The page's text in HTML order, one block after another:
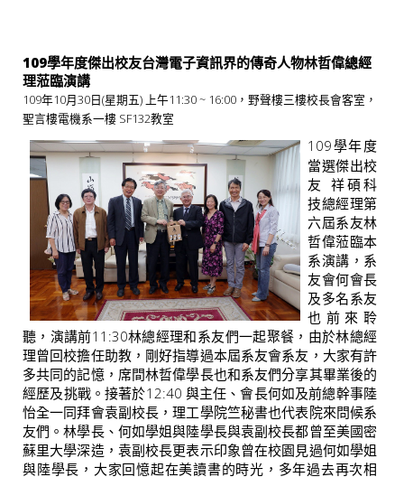
109學年度傑出校友台灣電子資訊界的傳奇人物林哲偉總經
理蒞臨演講
109年10月30日(星期五) 上午11:30 ~ 16:00，野聲樓三樓校長會客室，
聖言樓電機系一樓 SF132教室
109學年度
當選傑出校
友 祥碩科
技總經理第
六屆系友林
哲偉蒞臨本
系演講，系
友會何會長
及多名系友
也前來聆
聽，演講前11:30林總經理和系友們一起聚餐，由於林總經
理曾回校擔任助教，剛好指導過本屆系友會系友，大家有許
多共同的記憶，席間林哲偉學長也和系友們分享其畢業後的
經歷及挑戰。接著於12:40 與主任、會長何如及前總幹事陸
怡全一同拜會袁副校長，理工學院竺秘書也代表院來問候系
友們。林學長、何如學姐與陸學長與袁副校長都曾至美國密
蘇里大學深造，袁副校長更表示印象曾在校園見過何如學姐
與陸學長，大家回憶起在美讀書的時光，多年過去再次相